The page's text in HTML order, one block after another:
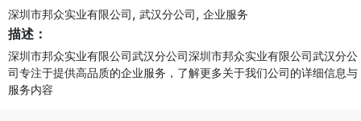
深圳市邦众实业有限公司, 武汉分公司, 企业服务
描述：
深圳市邦众实业有限公司武汉分公司深圳市邦众实业有限公司武汉分公
司专注于提供高品质的企业服务，了解更多关于我们公司的详细信息与
服务内容